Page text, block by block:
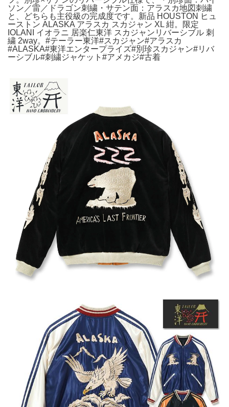
ソン／雷／ドラゴン刺繍・サテン面：アラスカ地図刺繍
と、どちらも主役級の完成度です。新品 HOUSTON ヒュ
ーストン ALASKA アラスカ スカジャン XL 紺。限定
IOLANI イオラニ 居楽仁東洋 スカジャンリバーシブル 刺
繍 2way。#テーラー東洋#スカジャン#アラスカ
#ALASKA#東洋エンタープライズ#別珍スカジャン#リバ
ーシブル#刺繍ジャケット#アメカジ#古着